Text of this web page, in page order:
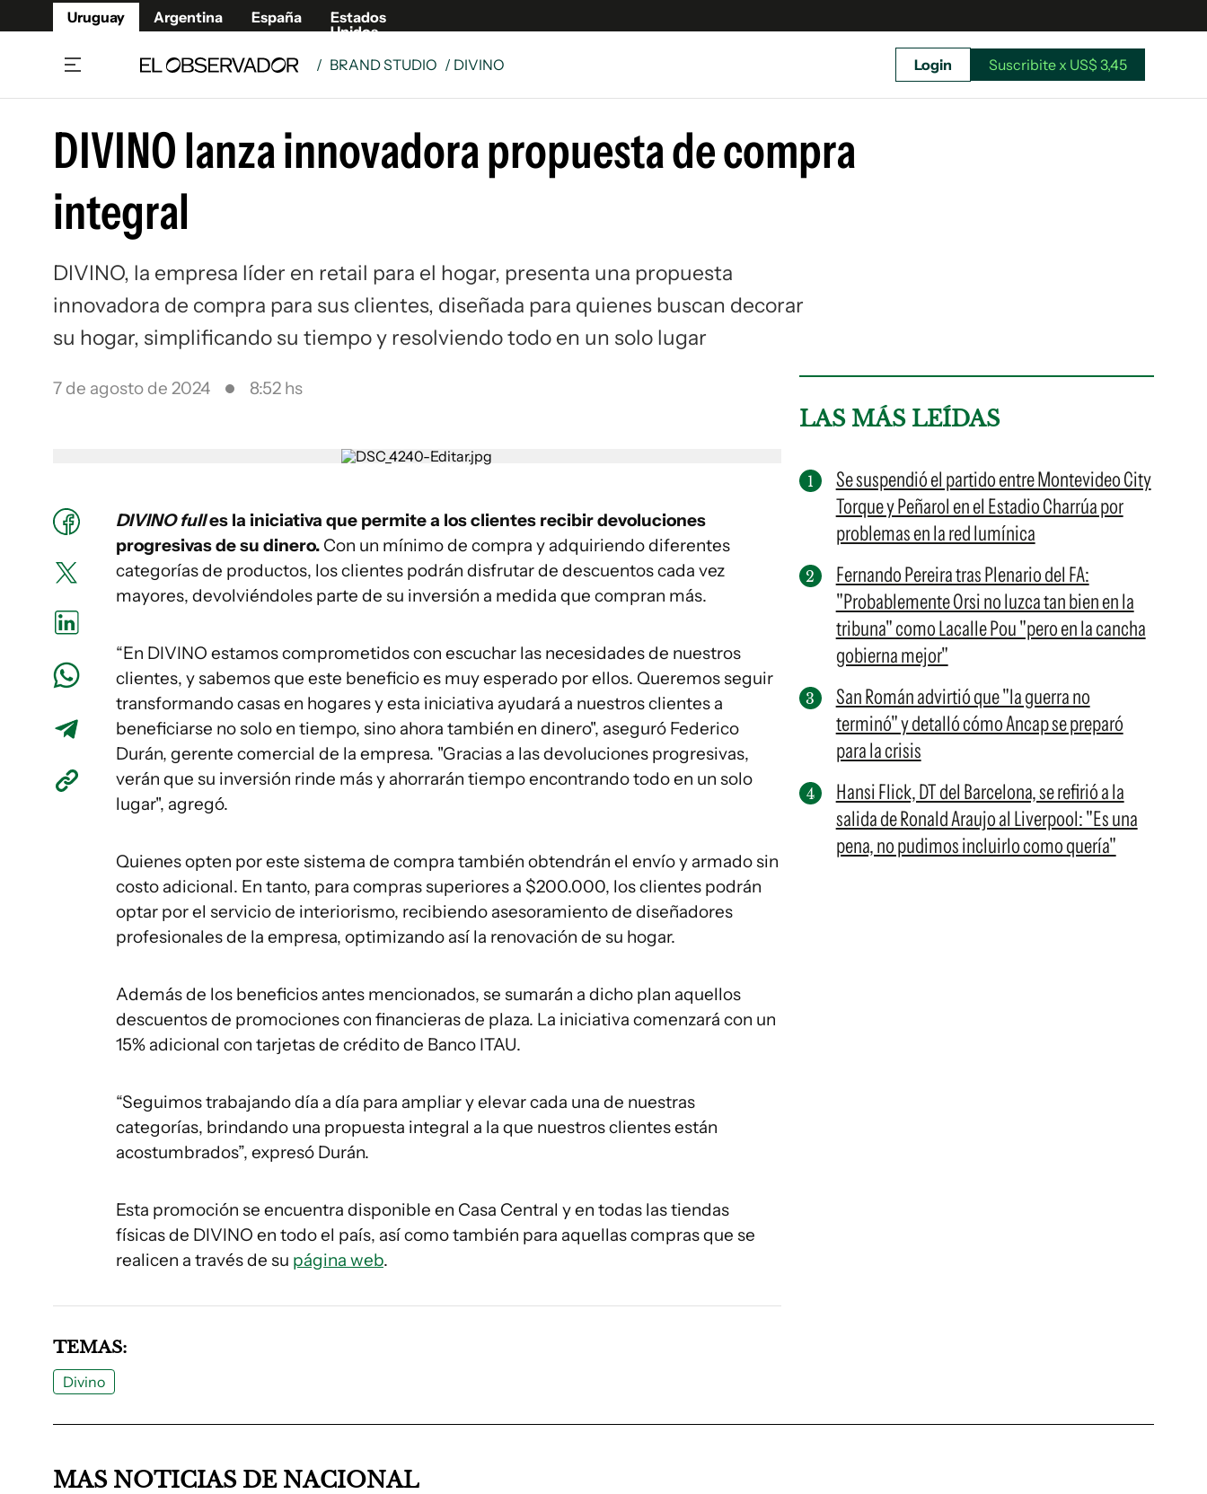
Uruguay Argentina España
Estados
Unidos
Member
Beneficios Member
Nacional
Economía y Empresas
Agro
Brand Studio
Cultura y Espectáculos
Fúnebres
Newsletters
Argentina
España
Ahora en:
Montevideo
6°C
/ BRAND STUDIO / DIVINO Login Suscribite x US$ 3,45
DIVINO lanza innovadora propuesta de compra
integral
DIVINO, la empresa líder en retail para el hogar, presenta una propuesta
innovadora de compra para sus clientes, diseñada para quienes buscan decorar
su hogar, simplificando su tiempo y resolviendo todo en un solo lugar
7 de agosto de 2024 8:52 hs
DIVINO fulles la iniciativa que permite a los clientes recibir devoluciones
progresivas de su dinero. Con un mínimo de compra y adquiriendo diferentes
categorías de productos, los clientes podrán disfrutar de descuentos cada vez
mayores, devolviéndoles parte de su inversión a medida que compran más.
“En DIVINO estamos comprometidos con escuchar las necesidades de nuestros
clientes, y sabemos que este beneficio es muy esperado por ellos. Queremos seguir
transformando casas en hogares y esta iniciativa ayudará a nuestros clientes a
beneficiarse no solo en tiempo, sino ahora también en dinero", aseguró Federico
Durán, gerente comercial de la empresa. "Gracias a las devoluciones progresivas,
verán que su inversión rinde más y ahorrarán tiempo encontrando todo en un solo
lugar", agregó.
Quienes opten por este sistema de compra también obtendrán el envío y armado sin
costo adicional. En tanto, para compras superiores a $200.000, los clientes podrán
optar por el servicio de interiorismo, recibiendo asesoramiento de diseñadores
profesionales de la empresa, optimizando así la renovación de su hogar.
Además de los beneficios antes mencionados, se sumarán a dicho plan aquellos
descuentos de promociones con financieras de plaza. La iniciativa comenzará con un
15% adicional con tarjetas de crédito de Banco ITAU.
“Seguimos trabajando día a día para ampliar y elevar cada una de nuestras
categorías, brindando una propuesta integral a la que nuestros clientes están
acostumbrados”, expresó Durán.
Esta promoción se encuentra disponible en Casa Central y en todas las tiendas
físicas de DIVINO en todo el país, así como también para aquellas compras que se
realicen a través de su página web.
LAS MÁS LEÍDAS
Se suspendió el partido entre Montevideo City
Torque y Peñarol en el Estadio Charrúa por
problemas en la red lumínica
Fernando Pereira tras Plenario del FA:
"Probablemente Orsi no luzca tan bien en la
tribuna" como Lacalle Pou "pero en la cancha
gobierna mejor"
San Román advirtió que "la guerra no
terminó" y detalló cómo Ancap se preparó
para la crisis
Hansi Flick, DT del Barcelona, se refirió a la
salida de Ronald Araujo al Liverpool: "Es una
pena, no pudimos incluirlo como quería"
TEMAS:
Divino
MAS NOTICIAS DE NACIONAL